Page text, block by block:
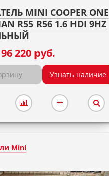
MINI COOPER ONE
R55 R56 1.6 HDI 9HZ
96 220 руб.
Узнать наличие
Mini